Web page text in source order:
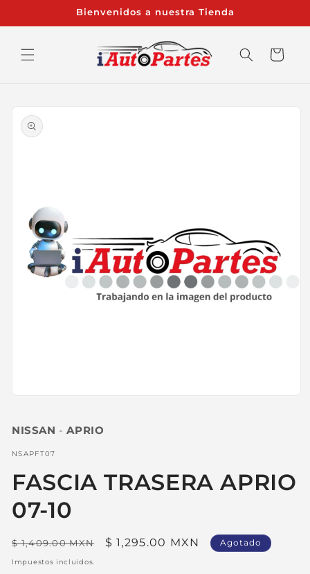
directamente
al contenido
Bienvenidos a nuestra Tienda
Carrito
a la
información
1
una
modal
NISSAN -APRIO
SKU:
NSAPFT07
FASCIA TRASERA APRIO
07-10
Precio
habitual
$ 1,409.00 MXN
Precio
$ 1,295.00 MXN Agotado
Impuestos incluidos.